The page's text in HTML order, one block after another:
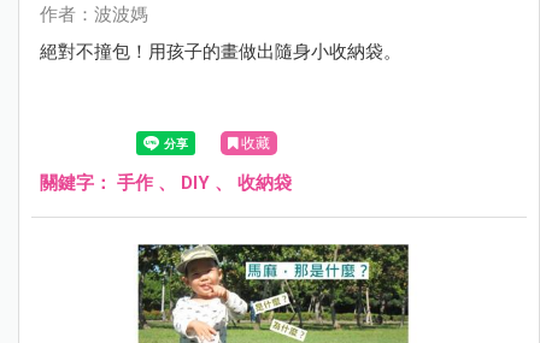
作者：波波媽
絕對不撞包！用孩子的畫做出隨身小收納袋。
收藏
關鍵字： 手作 、 DIY 、 收納袋